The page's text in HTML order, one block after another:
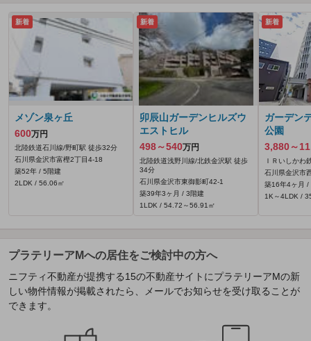
新着
メゾン泉ヶ丘
600万円
北陸鉄道石川線/野町駅 徒歩32分
石川県金沢市富樫2丁目4-18
築52年 / 5階建
2LDK / 56.06㎡
新着
卯辰山ガーデンヒルズウ
エストヒル
498～540万円
北陸鉄道浅野川線/北鉄金沢駅 徒歩
34分
石川県金沢市東御影町42‐1
築39年3ヶ月 / 3階建
1LDK / 54.72～56.91㎡
新着
ガーデン
公園
3,880～
ＩＲいしかわ
石川県金沢市
築16年4ヶ月 /
1K～4LDK /
プラテリーアMへの居住をご検討中の方へ
ニフティ不動産が提携する15の不動産サイトにプラテリーアMの新
しい物件情報が掲載されたら、メールでお知らせを受け取ることが
できます。